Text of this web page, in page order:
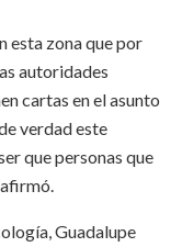
esta zona que por
autoridades
cartas en el asunto
verdad este
que personas que
Guadalupe